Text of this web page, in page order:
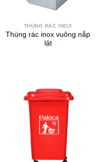
THÙNG RÁC INOX
Thùng rác inox vuông nắp
lật